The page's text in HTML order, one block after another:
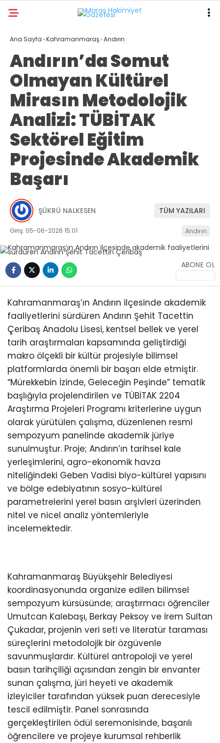
WhatsApp
İhbar Hattı
GALERİ VİDEO
ANA SAYFA
KAHRAMANMARAŞ
GÜNDEM
EKONOMI
POLITIKA
DÜNYA
SPOR
SAĞLIK
Ana Sayfa ›Kahramanmaraş›Andırın
Andırın’da Somut
Olmayan Kültürel
Mirasın Metodolojik
Analizi: TÜBİTAK
Sektörel Eğitim
Projesinde Akademik
Başarı
ŞÜKRÜ NALKESEN TÜM YAZILARI
Giriş: 05-06-2026 15:01 Andırın
ABONE OL
Kahramanmaraş’ın Andırın ilçesinde akademik
faaliyetlerini sürdüren Andırın Şehit Tacettin
Çeribaş Anadolu Lisesi, kentsel bellek ve yerel
tarih araştırmaları kapsamında geliştirdiği
makro ölçekli bir kültür projesiyle bilimsel
platformlarda önemli bir başarı elde etmiştir.
“Mürekkebin İzinde, Geleceğin Peşinde” tematik
başlığıyla projelendirilen ve TÜBİTAK 2204
Araştırma Projeleri Programı kriterlerine uygun
olarak yürütülen çalışma, düzenlenen resmi
sempozyum panelinde akademik jüriye
sunulmuştur. Proje; Andırın’ın tarihsel kale
yerleşimlerini, agro-ekonomik havza
niteliğindeki Geben Vadisi biyo-kültürel yapısını
ve bölge edebiyatının sosyo-kültürel
parametrelerini yerel basın arşivleri üzerinden
nitel ve nicel analiz yöntemleriyle
incelemektedir.
Kahramanmaraş Büyükşehir Belediyesi
koordinasyonunda organize edilen bilimsel
sempozyum kürsüsünde; araştırmacı öğrenciler
Umutcan Kalebaşı, Berkay Peksoy ve İrem Sultan
Çukadar, projenin veri seti ve literatür taraması
süreçlerini metodolojik bir özgüvenle
savunmuşlardır. Kültürel antropoloji ve yerel
basın tarihçiliği açısından zengin bir envanter
sunan çalışma, jüri heyeti ve akademik
izleyiciler tarafından yüksek puan derecesiyle
tescil edilmiştir. Panel sonrasında
gerçekleştirilen ödül seremonisinde, başarılı
öğrencilere ve projeye kurumsal rehberlik